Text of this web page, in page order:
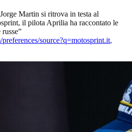
Martin si ritrova in testa al
il pilota Aprilia ha raccontato le
source?q=motosprint.it,